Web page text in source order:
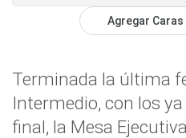
Agregar Caras
Terminada la última
Intermedio, con los
final, la Mesa